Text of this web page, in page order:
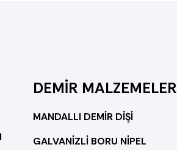
DEMİR MALZEMELER
MANDALLI DEMİR DİŞİ
GALVANİZLİ BORU NİPEL